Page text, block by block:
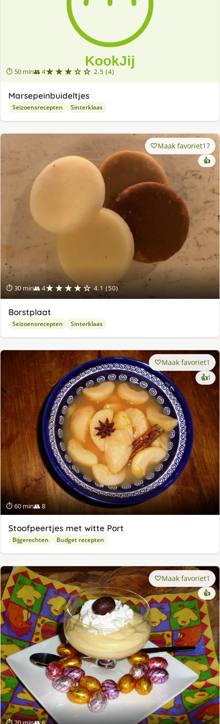
⏱ 50 min👥 4★★★☆☆ 2.5 (4)
Marsepeinbuideltjes
Seizoensrecepten Sinterklaas
⏱ 30 min👥 4★★★★☆ 4.1 (50)
Maak favoriet17
👍
Borstplaat
Seizoensrecepten Sinterklaas
⏱ 60 min👥 8
Maak favoriet1
👍1
Stoofpeertjes met witte Port
Bijgerechten Budget recepten
Maak favoriet1
👍